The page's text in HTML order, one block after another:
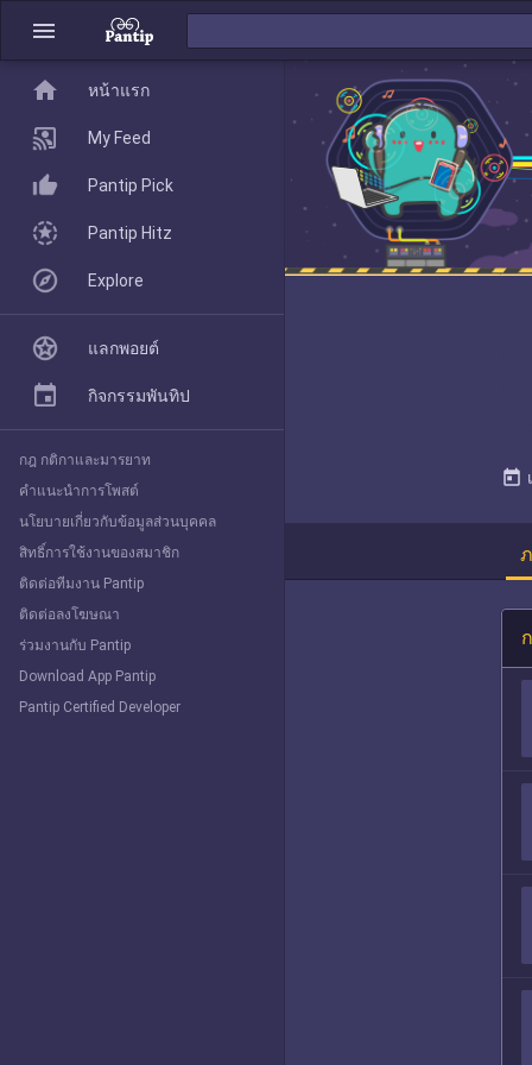
menu
today
home
Pantip Pick
Explore
home หน้าแรก
My Feed
Pantip Pick
Pantip Hitz
Explore
แลกพอยต์
กิจกรรมพันทิป
กฎ กติกาและมารยาท
คำแนะนำการโพสต์
นโยบายเกี่ยวกับข้อมูลส่วนบุคคล
สิทธิ์การใช้งานของสมาชิก
ติดต่อทีมงาน Pantip
ติดต่อลงโฆษณา
ร่วมงานกับ Pantip
Download App Pantip
Pantip Certified Developer